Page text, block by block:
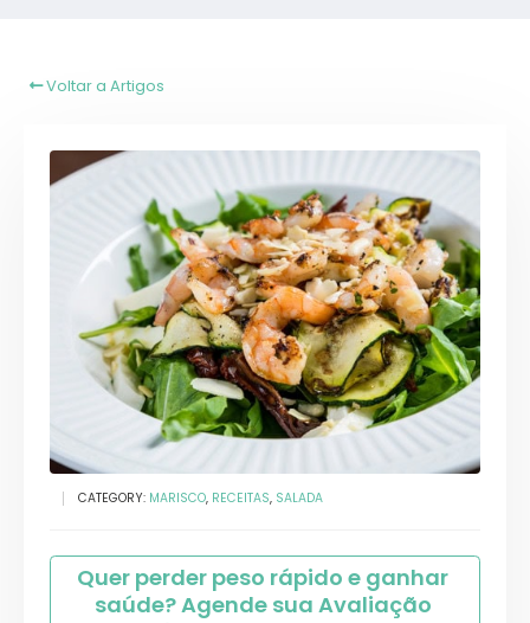
Voltar a Artigos
CATEGORY: MARISCO, RECEITAS, SALADA
Quer perder peso rápido e ganhar
saúde? Agende sua Avaliação